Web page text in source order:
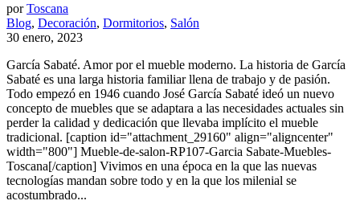
porToscana
Blog, Decoración, Dormitorios, Salón
30 enero, 2023
García Sabaté. Amor por el mueble moderno. La historia de García
Sabaté es una larga historia familiar llena de trabajo y de pasión.
Todo empezó en 1946 cuando José García Sabaté ideó un nuevo
concepto de muebles que se adaptara a las necesidades actuales sin
perder la calidad y dedicación que llevaba implícito el mueble
tradicional. [caption id="attachment_29160" align="aligncenter"
width="800"] Mueble-de-salon-RP107-Garcia Sabate-Muebles-
Toscana[/caption] Vivimos en una época en la que las nuevas
tecnologías mandan sobre todo y en la que los milenial se
acostumbrado...